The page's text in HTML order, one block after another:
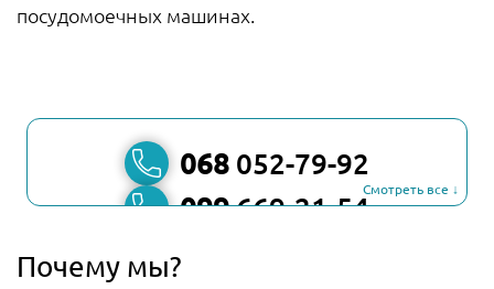
посудомоечных машинах.
068 052-79-92
099669-21-54
067
Смотреть все ↓
Почему мы?